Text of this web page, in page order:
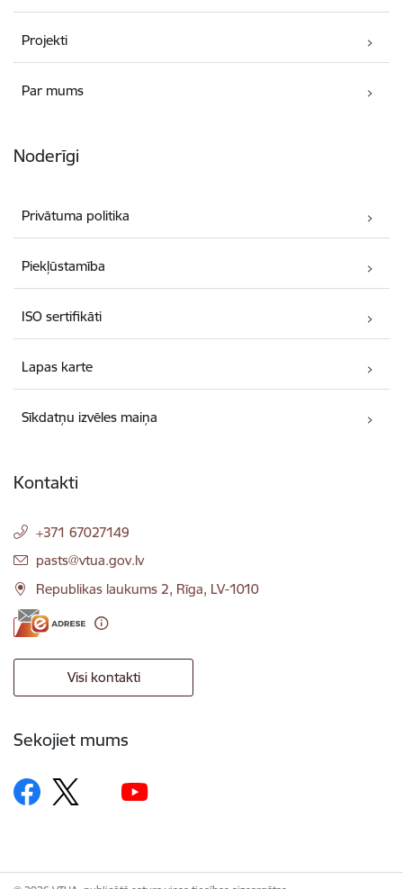
Projekti
Par mums
Noderīgi
Privātuma politika
Piekļūstamība
ISO sertifikāti
Lapas karte
Sīkdatņu izvēles maiņa
Kontakti
+371 67027149
E-pasts:
pasts@vtua.gov.lv
Republikas laukums 2, Rīga, LV-1010
Visi kontakti
Sekojiet mums